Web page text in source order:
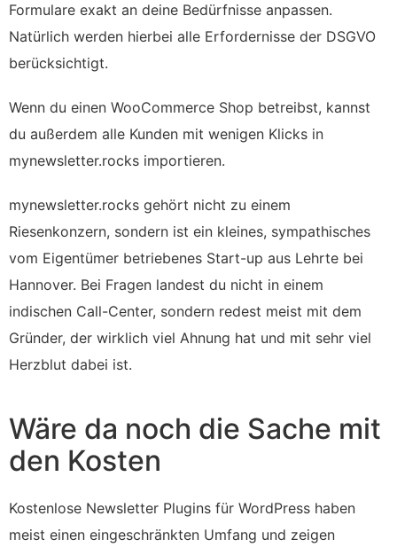
Formulare exakt an deine Bedürfnisse anpassen.
Natürlich werden hierbei alle Erfordernisse der DSGVO
berücksichtigt.
Wenn du einen WooCommerce Shop betreibst, kannst
du außerdem alle Kunden mit wenigen Klicks in
mynewsletter.rocks importieren.
mynewsletter.rocks gehört nicht zu einem
Riesenkonzern, sondern ist ein kleines, sympathisches
vom Eigentümer betriebenes Start-up aus Lehrte bei
Hannover. Bei Fragen landest du nicht in einem
indischen Call-Center, sondern redest meist mit dem
Gründer, der wirklich viel Ahnung hat und mit sehr viel
Herzblut dabei ist.
Wäre da noch die Sache mit
den Kosten
Kostenlose Newsletter Plugins für WordPress haben
meist einen eingeschränkten Umfang und zeigen